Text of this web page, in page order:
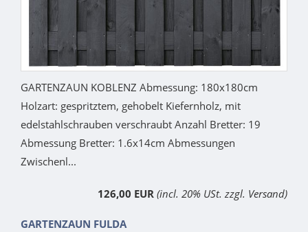
GARTENZAUN KOBLENZ Abmessung: 180x180cm
Holzart: gespritztem, gehobelt Kiefernholz, mit
edelstahlschrauben verschraubt Anzahl Bretter: 19
Abmessung Bretter: 1.6x14cm Abmessungen
Zwischenl...
126,00 EUR (incl. 20% USt. zzgl. Versand)
GARTENZAUN FULDA